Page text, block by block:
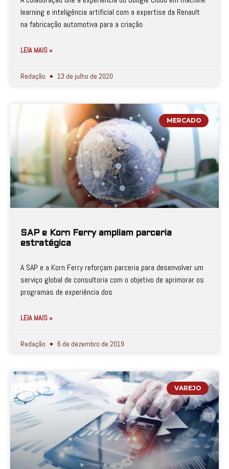
learning e inteligência artificial com a expertise da Renault
na fabricação automotiva para a criação
LEIA MAIS »
Redação 13 de julho de 2020
MERCADO
SAP e Korn Ferry ampliam parceria
estratégica
A SAP e a Korn Ferry reforçam parceria para desenvolver um
serviço global de consultoria com o objetivo de aprimorar os
programas de experiência dos
LEIA MAIS »
Redação 6 de dezembro de 2019
VAREJO